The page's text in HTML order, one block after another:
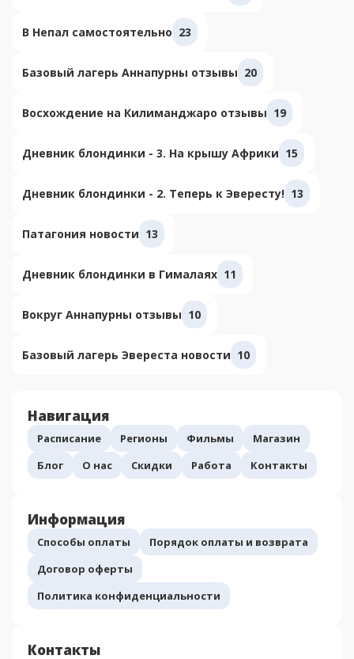
В Непал самостоятельно 23
Базовый лагерь Аннапурны отзывы 20
Восхождение на Килиманджаро отзывы 19
Дневник блондинки - 3. На крышу Африки 15
Дневник блондинки - 2. Теперь к Эвересту! 13
Патагония новости 13
Дневник блондинки в Гималаях 11
Вокруг Аннапурны отзывы 10
Базовый лагерь Эвереста новости 10
Навигация
Расписание Регионы Фильмы
Магазин
Блог
О нас Скидки Работа Контакты
Информация
Способы оплаты
Порядок оплаты и возврата
Договор оферты
Политика конфиденциальности
Контакты